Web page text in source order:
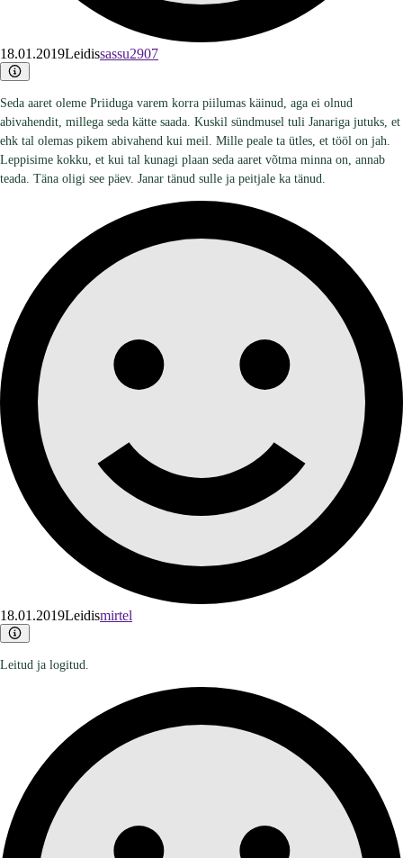
18.01.2019Leidissassu2907
Seda aaret oleme Priiduga varem korra piilumas käinud, aga ei olnud
abivahendit, millega seda kätte saada. Kuskil sündmusel tuli Janariga jutuks, et
ehk tal olemas pikem abivahend kui meil. Mille peale ta ütles, et tööl on jah.
Leppisime kokku, et kui tal kunagi plaan seda aaret võtma minna on, annab
teada. Täna oligi see päev. Janar tänud sulle ja peitjale ka tänud.
18.01.2019Leidismirtel
Leitud ja logitud.